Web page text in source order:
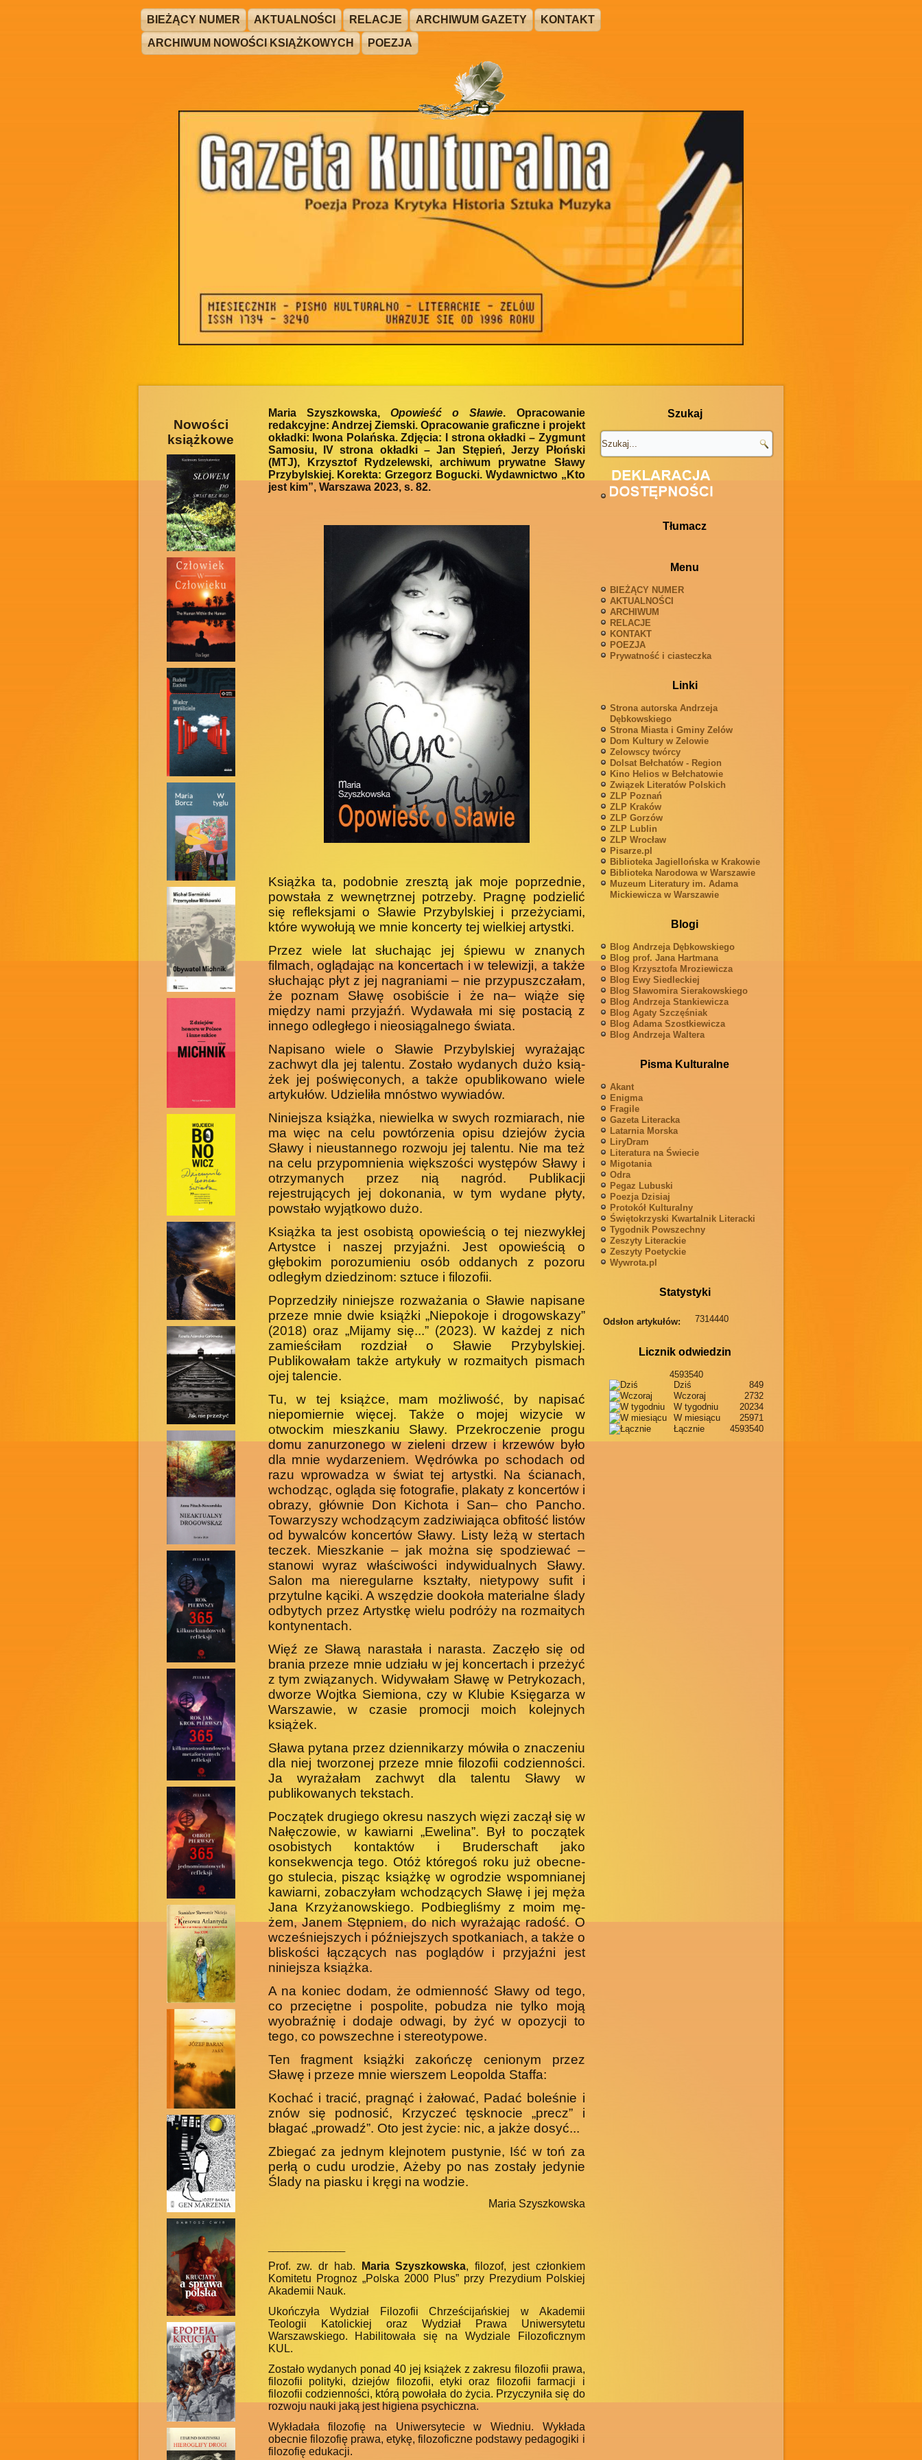
BIEŻĄCY NUMER AKTUALNOŚCI RELACJE ARCHIWUM GAZETY
KONTAKT
ARCHIWUM NOWOŚCI KSIĄŻKOWYCH
POEZJA
Nowości
książkowe
Maria Szyszkowska, Opowieść o Sławie. Opracowanie
redakcyjne: Andrzej Ziemski. Opracowanie graficzne i projekt
okładki: Iwona Polańska. Zdjęcia: I strona okładki – Zygmunt
Samosiu, IV strona okładki – Jan Stępień, Jerzy Płoński
(MTJ), Krzysztof Rydzelewski, archiwum prywatne Sławy
Przybylskiej. Korekta: Grzegorz Bogucki. Wydawnictwo „Kto
jest kim”, Warszawa 2023, s. 82.
Książka ta, podobnie zresztą jak moje poprzednie,
powstała z wewnętrznej potrzeby. Pragnę podzielić
się refleksjami o Sławie Przybylskiej i przeżyciami,
które wywołują we mnie koncerty tej wielkiej artystki.
Przez wiele lat słuchając jej śpiewu w znanych
filmach, oglądając na koncertach i w telewizji, a także
słuchając płyt z jej nagraniami – nie przy­puszczałam,
że poznam Sławę osobiście i że na– wiąże się
między nami przyjaźń. Wydawała mi się postacią z
innego odległego i nieosiągalnego świata.
Napisano wiele o Sławie Przybylskiej wyrażając
zachwyt dla jej talentu. Zostało wydanych dużo ksią­
żek jej poświęconych, a także opublikowano wiele
artykułów. Udzieliła mnóstwo wywiadów.
Niniejsza książka, niewielka w swych rozmiarach, nie
ma więc na celu powtórzenia opisu dziejów ży­cia
Sławy i nieustannego rozwoju jej talentu. Nie ma też
na celu przypomnienia większości występów Sławy i
otrzymanych przez nią nagród. Publikacji
rejestrujących jej dokonania, w tym wydane płyty,
powstało wyjątkowo dużo.
Książka ta jest osobistą opowieścią o tej nie­zwykłej
Artystce i naszej przyjaźni. Jest opowieścią o
głębokim porozumieniu osób oddanych z pozoru
odległym dziedzinom: sztuce i filozofii.
Poprzedziły niniejsze rozważania o Sławie na­pisane
przeze mnie dwie książki „Niepokoje i dro­gowskazy”
(2018) oraz „Mijamy się...” (2023). W każdej z nich
zamieściłam rozdział o Sławie Przybyl­skiej.
Publikowałam także artykuły w rozmaitych pi­smach
ojej talencie.
Tu, w tej książce, mam możliwość, by napisać
niepomiernie więcej. Także o mojej wizycie w
otwockim mieszkaniu Sławy. Przekroczenie pro­gu
domu zanurzonego w zieleni drzew i krzewów było
dla mnie wydarzeniem. Wędrówka po scho­dach od
razu wprowadza w świat tej artystki. Na ścianach,
wchodząc, ogląda się fotografie, plakaty z koncertów i
obrazy, głównie Don Kichota i San– cho Pancho.
Towarzyszy wchodzącym zadziwiająca obfitość listów
od bywalców koncertów Sławy. Li­sty leżą w stertach
teczek. Mieszkanie – jak można się spodziewać –
stanowi wyraz właściwości indy­widualnych Sławy.
Salon ma nieregularne kształ­ty, nietypowy sufit i
przytulne kąciki. A wszędzie dookoła materialne ślady
odbytych przez Artystkę wielu podróży na rozmaitych
kontynentach.
Więź ze Sławą narastała i narasta. Zaczęło się od
brania przeze mnie udziału w jej koncertach i przeżyć
z tym związanych. Widywałam Sławę w Petrykozach,
dworze Wojtka Siemiona, czy w Klubie Księgarza w
Warszawie, w czasie promocji moich kolejnych
książek.
Sława pytana przez dziennikarzy mówiła o zna­czeniu
dla niej tworzonej przeze mnie filozofii co­dzienności.
Ja wyrażałam zachwyt dla talentu Sławy w
publikowanych tekstach.
Początek drugiego okresu naszych więzi zaczął się w
Nałęczowie, w kawiarni „Ewelina”. Był to po­czątek
osobistych kontaktów i Bruderschaft jako
konsekwencja tego. Otóż któregoś roku już obecne­
go stulecia, pisząc książkę w ogrodzie wspomnianej
kawiarni, zobaczyłam wchodzących Sławę i jej męża
Jana Krzyżanowskiego. Podbiegliśmy z moim mę­
żem, Janem Stępniem, do nich wyrażając radość. O
wcześniejszych i późniejszych spotkaniach, a także o
bliskości łączących nas poglądów i przyjaźni jest
niniejsza książka.
A na koniec dodam, że odmienność Sławy od tego,
co przeciętne i pospolite, pobudza nie tylko moją
wyobraźnię i dodaje odwagi, by żyć w opozycji to
tego, co powszechne i stereotypowe.
Ten fragment książki zakończę cenionym przez
Sławę i przeze mnie wierszem Leopolda Staffa:
Kochać i tracić, pragnąć i żałować, Padać boleśnie i
znów się podnosić, Krzyczeć tęsknocie „precz” i
błagać „prowadź”. Oto jest życie: nic, a jakże dosyć...
Zbiegać za jednym klejnotem pustynie, Iść w toń za
perłą o cudu urodzie, Ażeby po nas zostały jedynie
Ślady na piasku i kręgi na wodzie.
Maria Szyszkowska
Prof. zw. dr hab. Maria Szyszkowska, filozof, jest członkiem
Komitetu Prognoz „Polska 2000 Plus” przy Prezydium Polskiej
Akademii Nauk.
Ukończyła Wydział Filozofii Chrześcijańskiej w Akade­mii
Teologii Katolickiej oraz Wydział Prawa Uniwersyte­tu
Warszawskiego. Habilitowała się na Wydziale Filozo­ficznym
KUL.
Zostało wydanych ponad 40 jej książek z zakresu filo­zofii prawa,
filozofii polityki, dziejów filozofii, etyki oraz filozofii farmacji i
filozofii codzienności, którą powołała do życia. Przyczyniła się do
rozwoju nauki jaką jest hi­giena psychiczna.
Wykładała filozofię na Uniwersytecie w Wiedniu. Wykłada
obecnie filozofię prawa, etykę, filozoficzne podstawy pedagogiki i
filozofię edukacji.
Szukaj
Tłumacz
Menu
BIEŻĄCY NUMER
AKTUALNOŚCI
ARCHIWUM
RELACJE
KONTAKT
POEZJA
Prywatność i ciasteczka
Linki
Strona autorska Andrzeja
Dębkowskiego
Strona Miasta i Gminy Zelów
Dom Kultury w Zelowie
Zelowscy twórcy
Dolsat Bełchatów - Region
Kino Helios w Bełchatowie
Związek Literatów Polskich
ZLP Poznań
ZLP Kraków
ZLP Gorzów
ZLP Lublin
ZLP Wrocław
Pisarze.pl
Biblioteka Jagiellońska w Krakowie
Biblioteka Narodowa w Warszawie
Muzeum Literatury im. Adama
Mickiewicza w Warszawie
Blogi
Blog Andrzeja Dębkowskiego
Blog prof. Jana Hartmana
Blog Krzysztofa Mroziewicza
Blog Ewy Siedleckiej
Blog Sławomira Sierakowskiego
Blog Andrzeja Stankiewicza
Blog Agaty Szczęśniak
Blog Adama Szostkiewicza
Blog Andrzeja Waltera
Pisma Kulturalne
Akant
Enigma
Fragile
Gazeta Literacka
Latarnia Morska
LiryDram
Literatura na Świecie
Migotania
Odra
Pegaz Lubuski
Poezja Dzisiaj
Protokół Kulturalny
Świętokrzyski Kwartalnik Literacki
Tygodnik Powszechny
Zeszyty Literackie
Zeszyty Poetyckie
Wywrota.pl
Statystyki
Odsłon artykułów: 7314440
Licznik odwiedzin
4593540
Dziś
849
Wczoraj
2732
W tygodniu
20234
W miesiącu
25971
Łącznie
4593540